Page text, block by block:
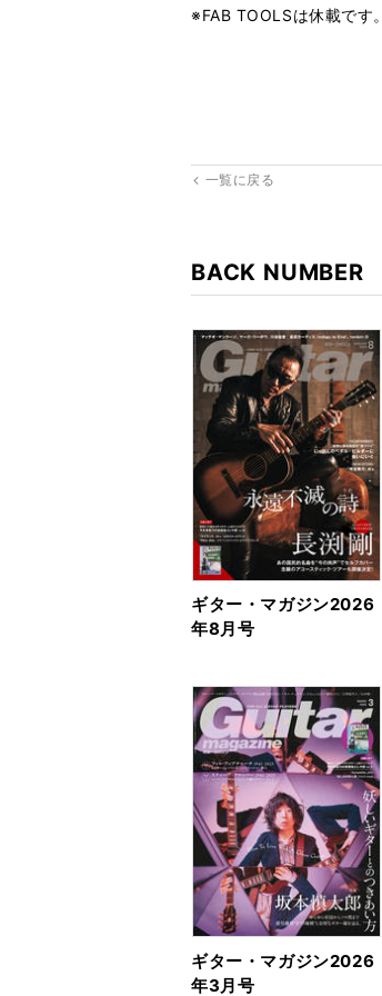
※FAB TOOLSは休載です。
一覧に戻る
BACK NUMBER
ギター・マガジン2026
年8月号
ギター・マガジン2026
年3月号